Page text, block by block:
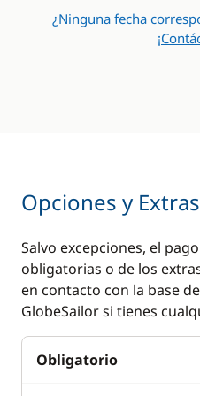
Lavadora
¿Ninguna fecha
Opciones y Extras
Salvo excepciones, el
obligatorias o de los
en contacto con la base
GlobeSailor si tienes
Obligatorio